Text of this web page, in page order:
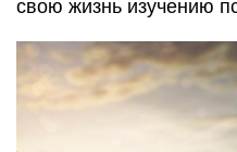
свою жизнь изучению